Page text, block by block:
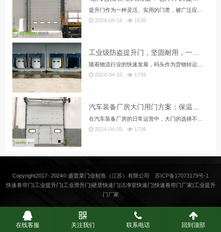
2024-04-16
1636
2024-04-10
1749
2024-04-09
1736
Copyright2017- 2024© 盛普莱门业制造（江苏）有限公司 苏ICP备17073179号-1
快速卷帘门|工业提升门|工业滑升门|硬质快速门|洁净室快速门|快速卷帘门厂家|工业提升
门厂家
在线客服 关注我们 联系电话 回到顶部